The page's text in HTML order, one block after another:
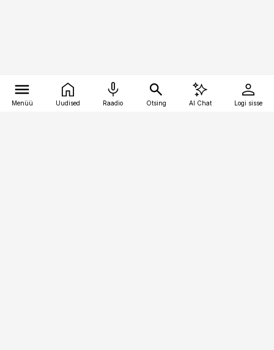
Menüü Uudised Raadio Otsing AI Chat Logi sisse